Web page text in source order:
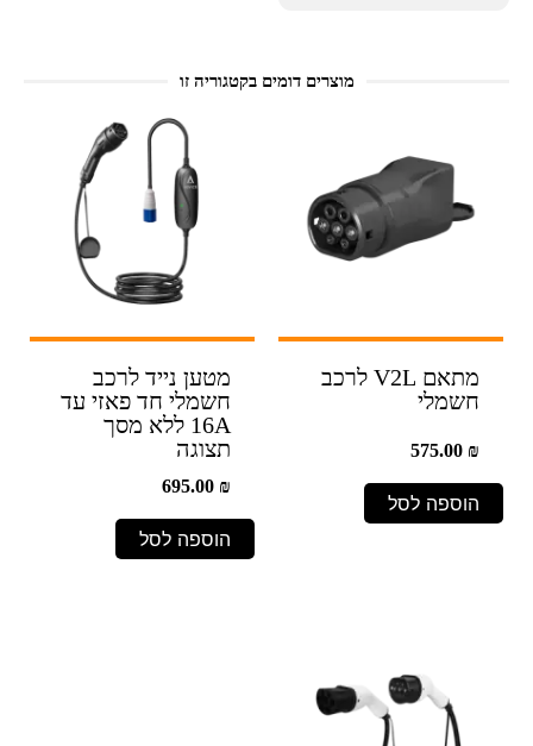
מוצרים דומים בקטגוריה זו
מתאם V2L לרכב
חשמלי
575.00₪
הוספה לסל
מטען נייד לרכב
חשמלי חד פאזי עד
16A ללא מסך
תצוגה
695.00₪
הוספה לסל